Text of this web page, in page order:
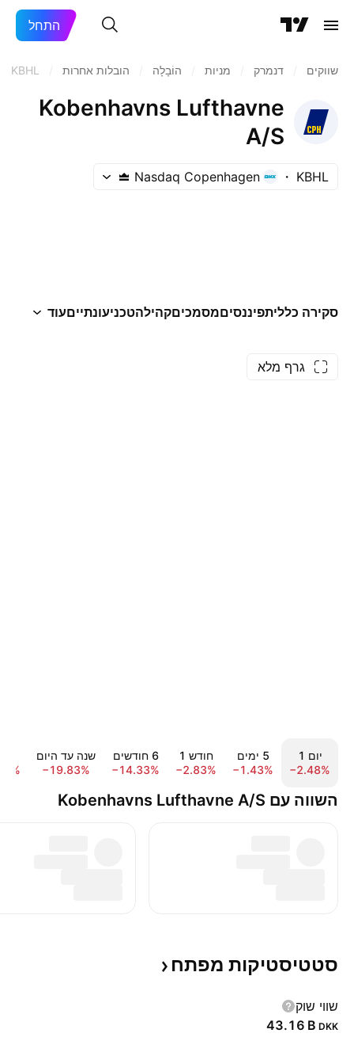
התחל
שווקים דנמרק מניות‏ הוֹבָלָה הובלות אחרות KBHL
Kobenhavns Lufthavne
A/S
KBHL
Nasdaq Copenhagen
סקירה כלליתפיננסיםמסמכיםקהילהטכניעונתייםעוד
גרף מלא
יום ‎1‎
−2.48%
‎5‎ ימים
−1.43%
חודש ‎1‎
−2.83%
‎6‎ חודשים
−14.33%
שנה עד היום
−19.83%
השווה עם Kobenhavns Lufthavne A/S
סטטיסטיקות מפתח
שווי שוק
‪43.16 B‬ DKK